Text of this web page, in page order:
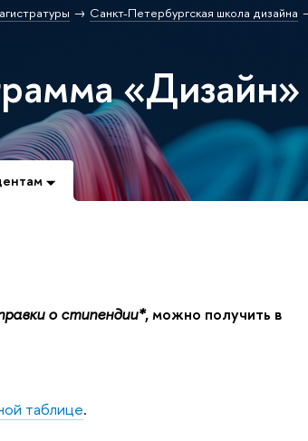
Санкт-Петербургская школа дизайна
«Дизайн»
о стипендии*, можно получить в
таблице.